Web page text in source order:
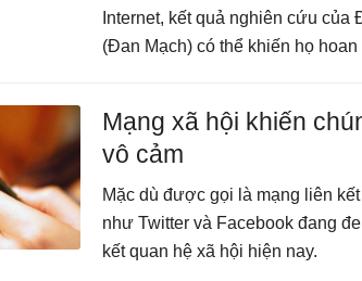
Internet, kết quả nghiên cứu của
(Đan Mạch) có thể khiến họ hoan
Mạng xã hội khiến
vô cảm
Mặc dù được gọi là mạng liên
như Twitter và Facebook đang
kết quan hệ xã hội hiện nay.